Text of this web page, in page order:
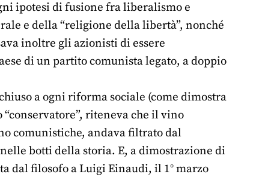
ipotesi di fusione fra liberalismo e
e della “religione della libertà”, nonché
inoltre gli azionisti di essere
di un partito comunista legato, a doppio
a ogni riforma sociale (come dimostra
riteneva che il vino
comunistiche, andava filtrato dal
botti della storia. E, a dimostrazione di
dal filosofo a Luigi Einaudi, il 1° marzo